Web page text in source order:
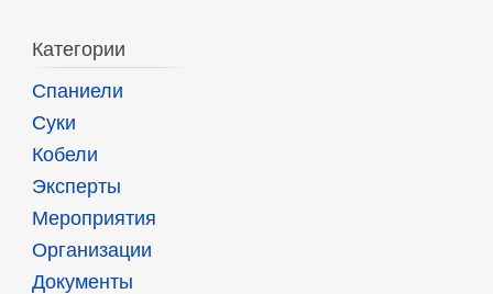
Категории
Спаниели
Суки
Кобели
Эксперты
Мероприятия
Организации
Документы